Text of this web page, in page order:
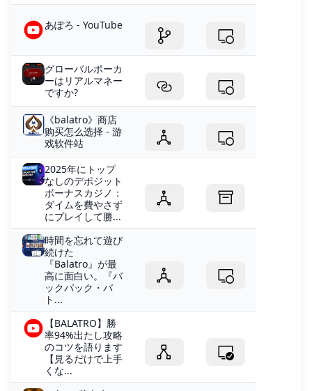
あぽろ - YouTube
グローバルポーカ
ーはリアルマネー
ですか?
《balatro》商店
购买怎么选择 - 游
戏软件站
2025年にトップ
なしのデポジット
ボーナスカジノ：
ダイムを費やさず
にプレイして勝...
時間を忘れて遊び
続けた
『Balatro』が最
高に面白い。『バ
ックパック・バ
ト...
【BALATRO】勝
率94%出たし攻略
のコツを語ります
【見るだけで上手
くな...